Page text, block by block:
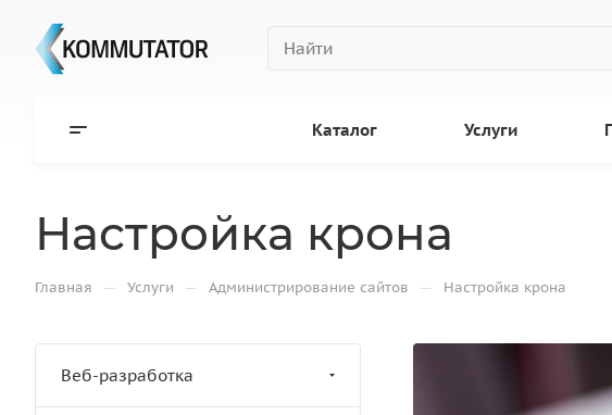
Каталог Услуги
Настройка крона
Главная — Услуги — Администрирование сайтов — Настройка крона
Веб-разработка